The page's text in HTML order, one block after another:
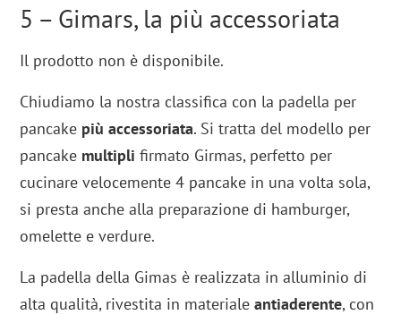
5 – Gimars, la più accessoriata
Il prodotto non è disponibile.
Chiudiamo la nostra classifica con la padella per
pancake più accessoriata. Si tratta del modello per
pancake multipli firmato Girmas, perfetto per
cucinare velocemente 4 pancake in una volta sola,
si presta anche alla preparazione di hamburger,
omelette e verdure.
La padella della Gimas è realizzata in alluminio di
alta qualità, rivestita in materialeantiaderente, con